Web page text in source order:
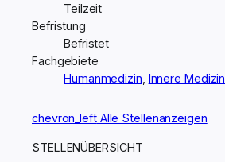
Teilzeit
Befristung
Befristet
Fachgebiete
Humanmedizin Innere Medizin
chevron_leftAlle Stellenanzeigen
STELLENÜBERSICHT